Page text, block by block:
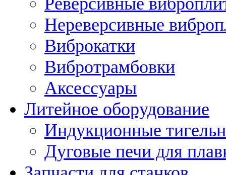
Нереверсивные
Виброкатки
Вибротрамбовки
Аксессуары
Литейное оборудование
Индукционные
Дуговые печи для